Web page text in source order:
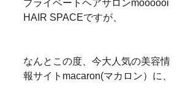
プライベートヘアサロンmoooooi
HAIR SPACEですが、
なんとこの度、今大人気の美容情
報サイトmacaron(マカロン）に、